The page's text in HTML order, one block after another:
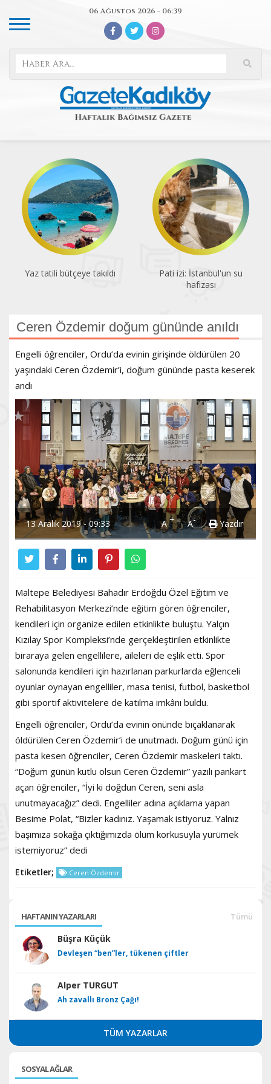
06 Ağustos 2026 - 06:39
Yaz tatili bütçeye takıldı
Pati izi: İstanbul'un su
hafızası
Ceren Özdemir doğum gününde anıldı
Engelli öğrenciler, Ordu’da evinin girişinde öldürülen 20
yaşındaki Ceren Özdemir’i, doğum gününde pasta keserek
andı
13 Aralık 2019 - 09:33 A+ A- Yazdır
Maltepe Belediyesi Bahadır Erdoğdu Özel Eğitim ve
Rehabilitasyon Merkezi’nde eğitim gören öğrenciler,
kendileri için organize edilen etkinlikte buluştu. Yalçın
Kızılay Spor Kompleksi’nde gerçekleştirilen etkinlikte
biraraya gelen engellilere, aileleri de eşlik etti. Spor
salonunda kendileri için hazırlanan parkurlarda eğlenceli
oyunlar oynayan engelliler, masa tenisi, futbol, basketbol
gibi sportif aktivitelere de katılma imkânı buldu.
Engelli öğrenciler, Ordu’da evinin önünde bıçaklanarak
öldürülen Ceren Özdemir’i de unutmadı. Doğum günü için
pasta kesen öğrenciler, Ceren Özdemir maskeleri taktı.
“Doğum günün kutlu olsun Ceren Özdemir” yazılı pankart
açan öğrenciler, “İyi ki doğdun Ceren, seni asla
unutmayacağız” dedi. Engelliler adına açıklama yapan
Besime Polat, “Bizler kadınız. Yaşamak istiyoruz. Yalnız
başımıza sokağa çıktığımızda ölüm korkusuyla yürümek
istemiyoruz” dedi
Etiketler; Ceren Özdemir
HAFTANIN YAZARLARI Tümü
Büşra Küçük
Devleşen “ben”ler, tükenen çiftler
Alper TURGUT
Ah zavallı Bronz Çağı!
TÜM YAZARLAR
SOSYAL AĞLAR